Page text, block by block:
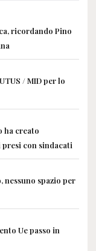
ricordando Pino
/ MID per lo
ha creato
con sindacati
nessuno spazio per
Ue passo in